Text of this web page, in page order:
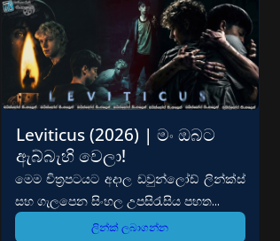
Leviticus (2026) | මං ඔබට
ඇබ්බැහි වෙලා!
මෙම චිත්‍රපටයට අදාල ඩවුන්ලෝඩ් ලින්ක්ස්
සහ ගැලපෙන සිංහල උපසිරැසිය පහත...
ලින්ක් ලබාගන්න